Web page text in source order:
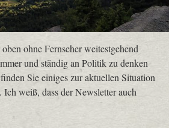
ohne Fernseher weitestgehend
und ständig an Politik zu denken
Sie einiges zur aktuellen Situation
weiß, dass der Newsletter auch